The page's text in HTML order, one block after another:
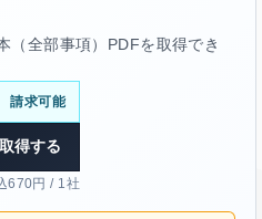
（全部事項）PDFを取得でき
請求可能
得する
670円 / 1社